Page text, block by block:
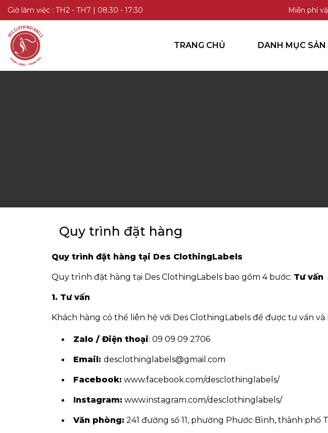
Giờ làm việc : TH2 - TH7 | 08:30 - 17:30 Miễn phí
TRANG CHỦ DANH MỤC SẢN
Quy trình đặt hàng
Quy trình đặt hàng tại Des ClothingLabels
Quy trình đặt hàng tại Des ClothingLabels bao gồm 4 bước: Tư vấn
1. Tư vấn
Khách hàng có thể liên hệ với Des ClothingLabels để được tư vấn và
Zalo / Điện thoại: 09 09 09 2706
Email: desclothinglabels@gmail.com
Facebook: www.facebook.com/desclothinglabels/
Instagram: www.instagram.com/desclothinglabels/
Văn phòng: 241 đường số 11, phường Phước Bình, thành phố
TRANG CHỦ
DANH MỤC SẢN PHẨM
KIẾN THỨC